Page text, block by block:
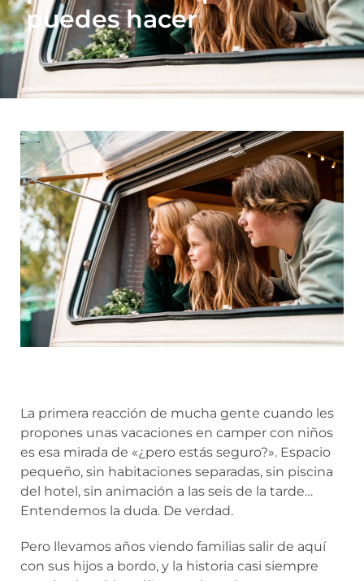
puedes hacer
La primera reacción de mucha gente cuando les
propones unas vacaciones en camper con niños
es esa mirada de «¿pero estás seguro?». Espacio
pequeño, sin habitaciones separadas, sin piscina
del hotel, sin animación a las seis de la tarde…
Entendemos la duda. De verdad.
Pero llevamos años viendo familias salir de aquí
con sus hijos a bordo, y la historia casi siempre